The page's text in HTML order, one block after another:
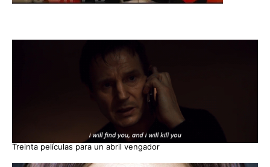
Treinta películas para un abril vengador